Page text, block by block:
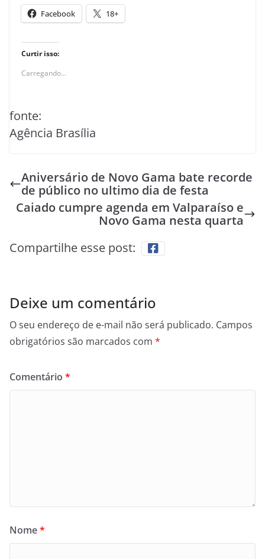
Facebook 18+
Curtir isso:
Carregando...
fonte:
Agência Brasília
Aniversário de Novo Gama bate recorde
de público no ultimo dia de festa
Caiado cumpre agenda em Valparaíso e
Novo Gama nesta quarta
Compartilhe esse post:
Deixe um comentário
O seu endereço de e-mail não será publicado. Campos
obrigatórios são marcados com *
Comentário *
Nome*